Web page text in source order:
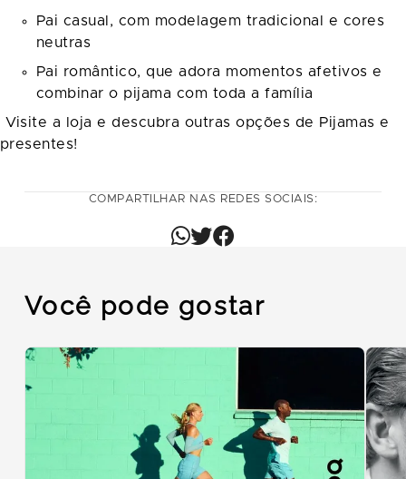
Pai casual, com modelagem tradicional e cores
neutras
Pai romântico, que adora momentos afetivos e
combinar o pijama com toda a família
Visite a loja e descubra outras opções de Pijamas e
presentes!
COMPARTILHAR NAS REDES SOCIAIS:
Você pode gostar